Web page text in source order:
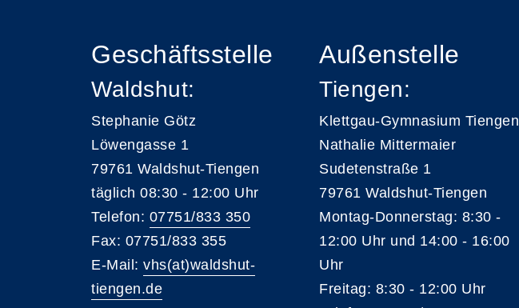
Geschäftsstelle
Waldshut:
Stephanie Götz
Löwengasse 1
79761 Waldshut-Tiengen
täglich 08:30 - 12:00 Uhr
Telefon: 07751/833 350
Fax: 07751/833 355
E-Mail: vhs(at)waldshut-
tiengen.de
Außenstelle
Tiengen:
Klettgau-Gymnasium Tiengen
Nathalie Mittermaier
Sudetenstraße 1
79761 Waldshut-Tiengen
Montag-Donnerstag: 8:30 -
12:00 Uhr und 14:00 - 16:00
Uhr
Freitag: 8:30 - 12:00 Uhr